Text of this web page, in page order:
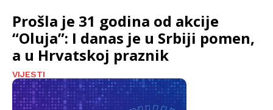
Prošla je 31 godina od akcije
“Oluja”: I danas je u Srbiji pomen,
a u Hrvatskoj praznik
VIJESTI